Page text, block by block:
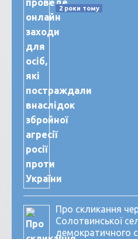
2 роки тому
Про скликання
Солотвинської
демократичного